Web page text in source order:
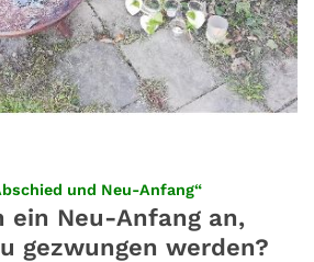
und Neu-Anfang“:
Neu-Anfang an,
gezwungen werden?